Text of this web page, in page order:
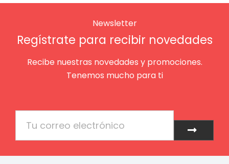
Newsletter
Regístrate para recibir novedades
Recibe nuestras novedades y promociones.
Tenemos mucho para ti
Enviar